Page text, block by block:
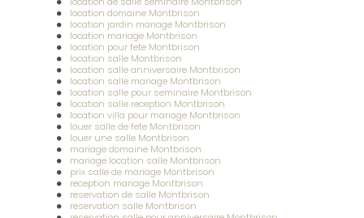
location domaine Montbrison
location jardin mariage Montbrison
location mariage Montbrison
location pour fete Montbrison
location salle Montbrison
location salle anniversaire Montbrison
location salle mariage Montbrison
location salle pour seminaire Montbrison
location salle reception Montbrison
location villa pour mariage Montbrison
louer salle de fete Montbrison
louer une salle Montbrison
mariage domaine Montbrison
mariage location salle Montbrison
prix salle de mariage Montbrison
reception mariage Montbrison
reservation de salle Montbrison
reservation salle Montbrison